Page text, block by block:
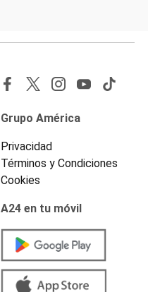
Grupo América
Privacidad
Términos y Condiciones
Cookies
A24 en tu móvil